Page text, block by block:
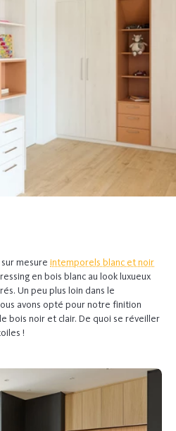
mesure intemporels blanc et noir
en bois blanc au look luxueux
Un peu plus loin dans le
avons opté pour notre finition
bois noir et clair. De quoi se réveiller
!